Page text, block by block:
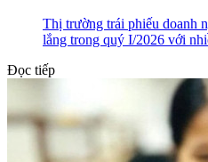
Thị trường trái phiếu doanh
lắng trong quý I/2026 với
Đọc tiếp